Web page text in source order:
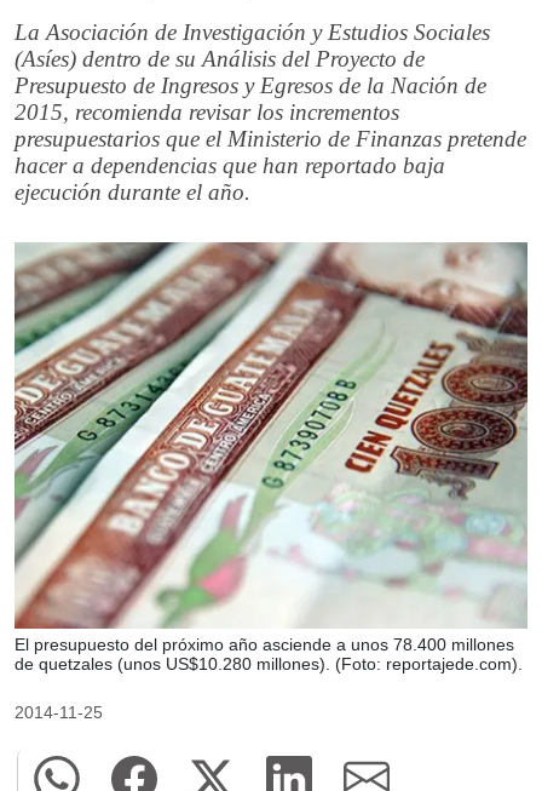
La Asociación de Investigación y Estudios Sociales
(Asíes) dentro de su Análisis del Proyecto de
Presupuesto de Ingresos y Egresos de la Nación de
2015, recomienda revisar los incrementos
presupuestarios que el Ministerio de Finanzas pretende
hacer a dependencias que han reportado baja
ejecución durante el año.
El presupuesto del próximo año asciende a unos 78.400 millones
de quetzales (unos US$10.280 millones). (Foto: reportajede.com).
2014-11-25